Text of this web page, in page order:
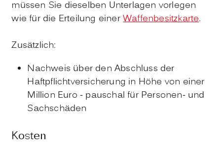
müssen Sie dieselben Unterlagen vorlegen
wie für die Erteilung einerWaffenbesitzkarte.
Zusätzlich:
Nachweis über den Abschluss der
Haftpflichtversicherung in Höhe von einer
Million Euro - pauschal für Personen- und
Sachschäden
Kosten